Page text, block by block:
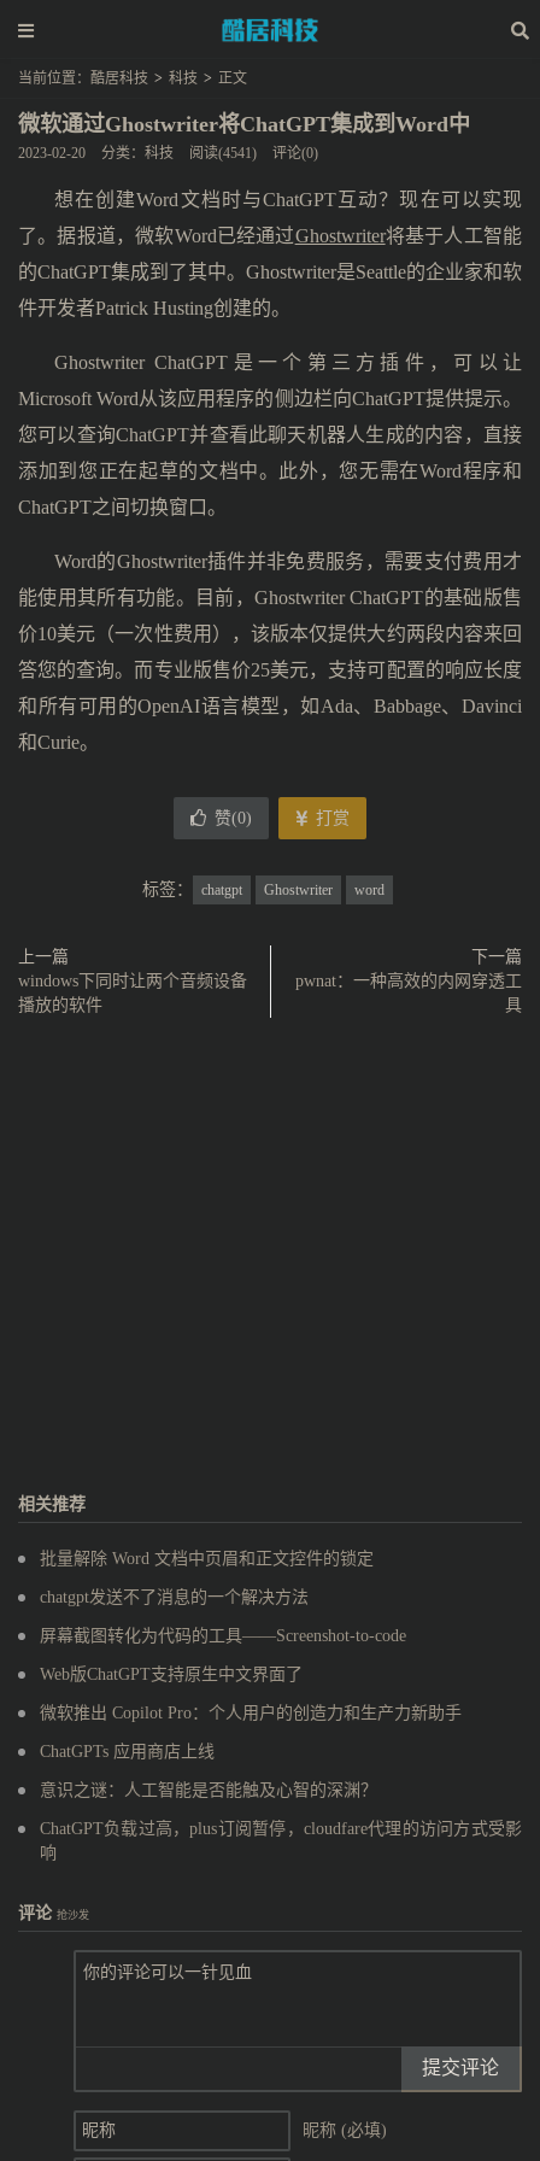
当前位置： 酷居科技 > 科技 > 正文
微软通过Ghostwriter将ChatGPT集成到Word中
2023-02-20 分类： 科技 阅读(4541) 评论(0)
想在创建Word文档时与ChatGPT互动？现在可以实现
了。据报道，微软Word已经通过Ghostwriter将基于人工智能
的ChatGPT集成到了其中。Ghostwriter是Seattle的企业家和软
件开发者Patrick Husting创建的。
Ghostwriter ChatGPT是一个第三方插件，可以让
Microsoft Word从该应用程序的侧边栏向ChatGPT提供提示。
您可以查询ChatGPT并查看此聊天机器人生成的内容，直接
添加到您正在起草的文档中。此外，您无需在Word程序和
ChatGPT之间切换窗口。
Word的Ghostwriter插件并非免费服务，需要支付费用才
能使用其所有功能。目前，Ghostwriter ChatGPT的基础版售
价10美元（一次性费用），该版本仅提供大约两段内容来回
答您的查询。而专业版售价25美元，支持可配置的响应长度
和所有可用的OpenAI语言模型，如Ada、Babbage、Davinci
和Curie。
赞(0) 打赏
标签： chatgpt Ghostwriter word
上一篇
windows下同时让两个音频设备
播放的软件
下一篇
pwnat：一种高效的内网穿透工
具
相关推荐
批量解除 Word 文档中页眉和正文控件的锁定
chatgpt发送不了消息的一个解决方法
屏幕截图转化为代码的工具——Screenshot-to-code
Web版ChatGPT支持原生中文界面了
微软推出 Copilot Pro：个人用户的创造力和生产力新助手
ChatGPTs 应用商店上线
意识之谜：人工智能是否能触及心智的深渊？
ChatGPT负载过高，plus订阅暂停，cloudfare代理的访问方式受影
响
评论 抢沙发
提交评论
昵称 (必填)